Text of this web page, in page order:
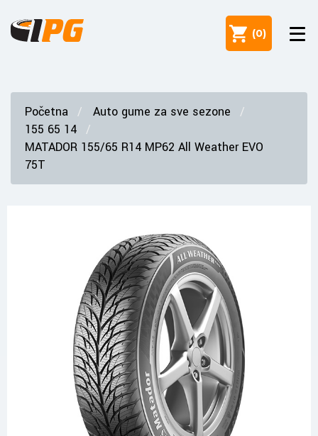
(0)
Početna
Auto gume za sve sezone
155 65 14
MATADOR 155/65 R14 MP62 All Weather EVO
75T